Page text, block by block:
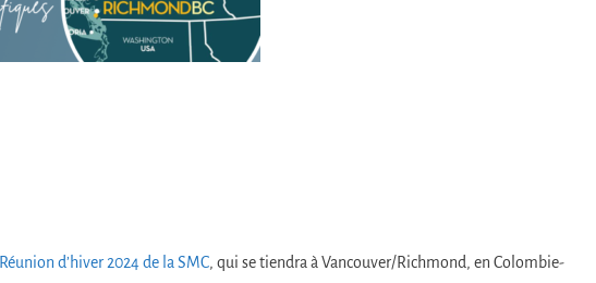
Réunion d’hiver 2024 de la SMC, qui se tiendra à Vancouver/Richmond, en Colombie-